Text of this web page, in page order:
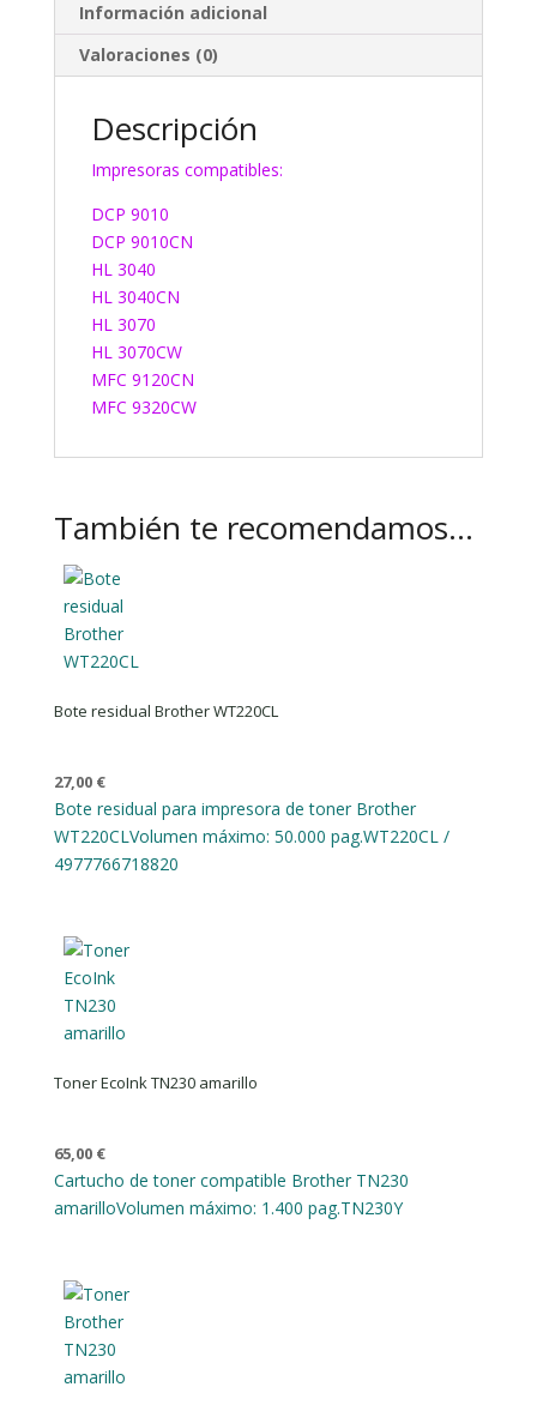
Información adicional
Valoraciones (0)
Descripción
Impresoras compatibles:
DCP 9010
DCP 9010CN
HL 3040
HL 3040CN
HL 3070
HL 3070CW
MFC 9120CN
MFC 9320CW
También te recomendamos…
Bote residual Brother WT220CL
27,00 €
Bote residual para impresora de toner Brother
WT220CLVolumen máximo: 50.000 pag.WT220CL /
4977766718820
Toner EcoInk TN230 amarillo
65,00 €
Cartucho de toner compatible Brother TN230
amarilloVolumen máximo: 1.400 pag.TN230Y